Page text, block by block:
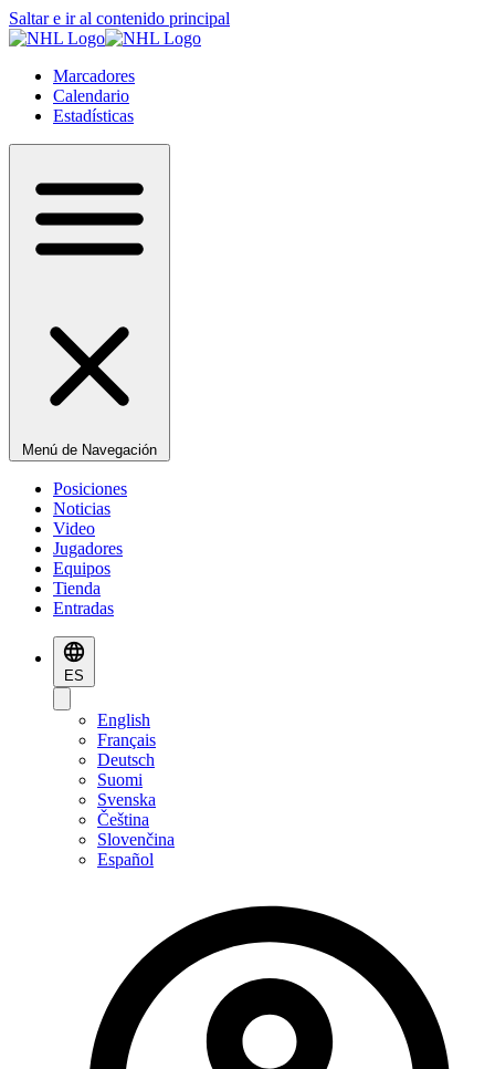
Saltar e ir al contenido principal
Marcadores
Calendario
Estadísticas
Menú de Navegación
Posiciones
Noticias
Video
Jugadores
Equipos
Tienda
Entradas
ES
English
Français
Deutsch
Suomi
Svenska
Čeština
Slovenčina
Español